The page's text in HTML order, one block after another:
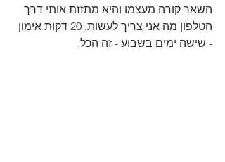
השאר קורה מעצמו והיא מתזזת אותי דרך
הטלפון מה אני צריך לעשות. 20 דקות אימון
- שישה ימים בשבוע - זה הכל.